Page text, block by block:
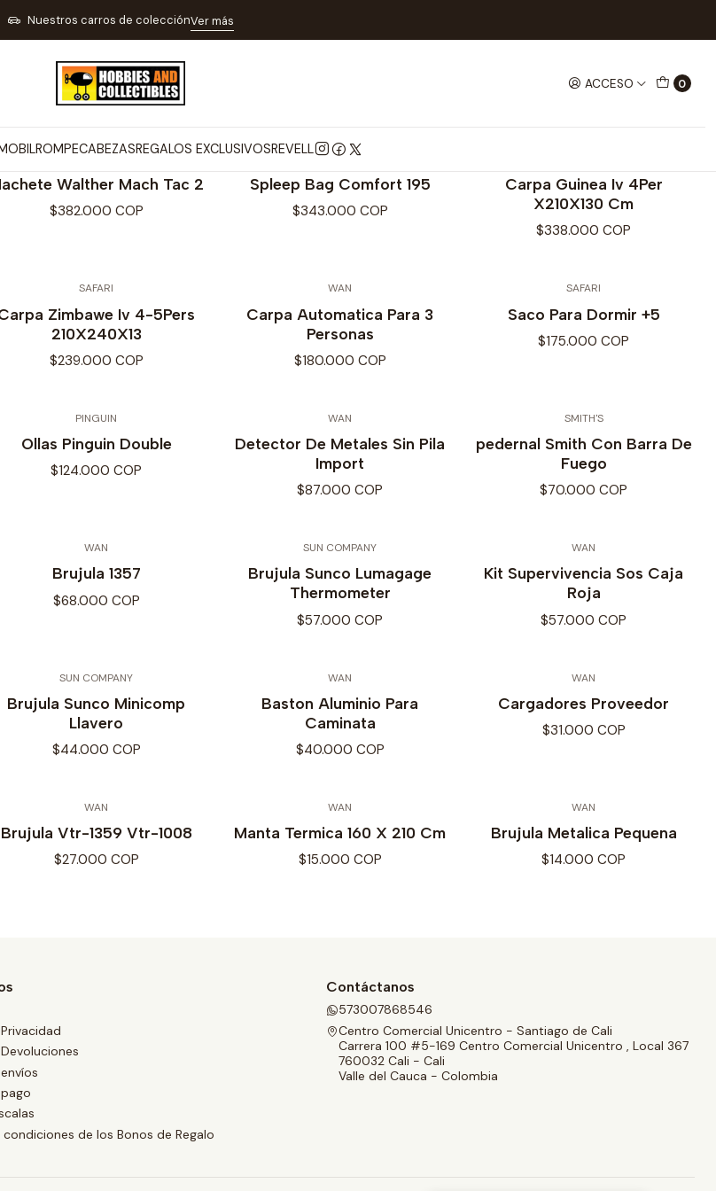
ACCESO 0
ROMPECABEZASREGALOS EXCLUSIVOSREVELL
Nuestros carros de colecciónVer más
PARA TIRO DEPORTIVO PESCA Y CAMPING
PARA CAMPING
Walther Mach Tac 2
$382.000 COP
PINGUIN
Spleep Bag Comfort 195
$343.000 COP
Carpa Guinea Iv 4Per
X210X130 Cm
$338.000 COP
SAFARI
Zimbawe Iv 4-5Pers
210X240X13
$239.000 COP
WAN
Carpa Automatica Para 3
Personas
$180.000 COP
SAFARI
Saco Para Dormir +5
$175.000 COP
PINGUIN
Ollas Pinguin Double
$124.000 COP
WAN
Detector De Metales Sin Pila
Import
$87.000 COP
SMITH'S
pedernal Smith Con Barra De
Fuego
$70.000 COP
WAN
Brujula 1357
$68.000 COP
SUN COMPANY
Brujula Sunco Lumagage
Thermometer
$57.000 COP
WAN
Kit Supervivencia Sos Caja
Roja
$57.000 COP
SUN COMPANY
Brujula Sunco Minicomp
Llavero
$44.000 COP
WAN
Baston Aluminio Para
Caminata
$40.000 COP
WAN
Cargadores Proveedor
$31.000 COP
WAN
Brujula Vtr-1359 Vtr-1008
$27.000 COP
WAN
Manta Termica 160 X 210 Cm
$15.000 COP
WAN
Brujula Metalica Pequena
$14.000 COP
condiciones de los Bonos de Regalo
Contáctanos
573007868546
Centro Comercial Unicentro - Santiago de Cali
Carrera 100 #5-169 Centro Comercial Unicentro , Local 367
760032 Cali - Cali
Valle del Cauca - Colombia